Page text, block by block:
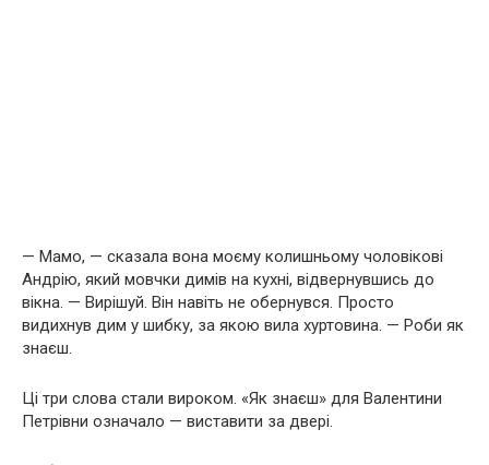
— Мамо, — сказала вона моєму колишньому чоловікові
Андрію, який мовчки димів на кухні, відвернувшись до
вікна. — Вирішуй. Він навіть не обернувся. Просто
видихнув дим у шибку, за якою вила хуртовина. — Роби як
знаєш.
Ці три слова стали вироком. «Як знаєш» для Валентини
Петрівни означало — виставити за двері.